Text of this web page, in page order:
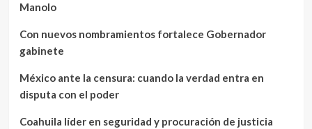
Manolo
Con nuevos nombramientos fortalece Gobernador
gabinete
México ante la censura: cuando la verdad entra en
disputa con el poder
Coahuila líder en seguridad y procuración de justicia